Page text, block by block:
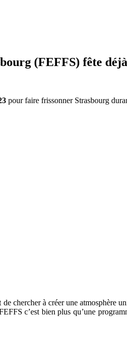
(FEFFS) fête déjà
pour faire frissonner Strasbourg
chercher à créer une atmosphère
c’est bien plus qu’une